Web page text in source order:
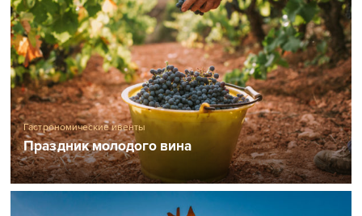
Гастрономические ивенты
Праздник молодого вина